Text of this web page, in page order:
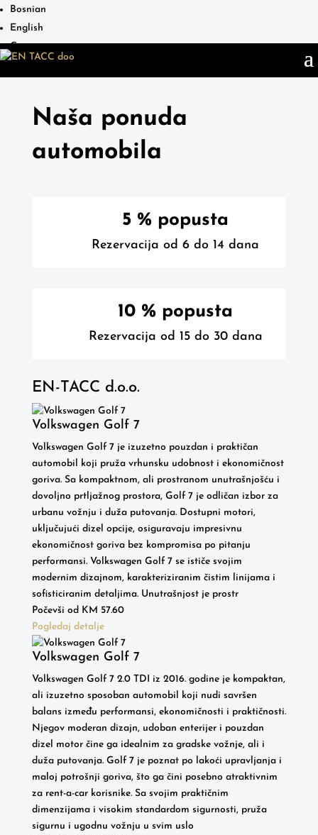
Bosnian
English
German
Naša ponuda
automobila
5 % popusta
Rezervacija od 6 do 14 dana
10 % popusta
Rezervacija od 15 do 30 dana
EN-TACC d.o.o.
Volkswagen Golf 7
Volkswagen Golf 7 je izuzetno pouzdan i praktičan
automobil koji pruža vrhunsku udobnost i ekonomičnost
goriva. Sa kompaktnom, ali prostranom unutrašnjošću i
dovoljno prtljažnog prostora, Golf 7 je odličan izbor za
urbanu vožnju i duža putovanja. Dostupni motori,
uključujući dizel opcije, osiguravaju impresivnu
ekonomičnost goriva bez kompromisa po pitanju
performansi. Volkswagen Golf 7 se ističe svojim
modernim dizajnom, karakteriziranim čistim linijama i
sofisticiranim detaljima. Unutrašnjost je prostr
Počevši od KM 57.60
Pogledaj detalje
Volkswagen Golf 7
Volkswagen Golf 7 2.0 TDI iz 2016. godine je kompaktan,
ali izuzetno sposoban automobil koji nudi savršen
balans između performansi, ekonomičnosti i praktičnosti.
Njegov moderan dizajn, udoban enterijer i pouzdan
dizel motor čine ga idealnim za gradske vožnje, ali i
duža putovanja. Golf 7 je poznat po lakoći upravljanja i
maloj potrošnji goriva, što ga čini posebno atraktivnim
za rent-a-car korisnike. Sa svojim praktičnim
dimenzijama i visokim standardom sigurnosti, pruža
sigurnu i ugodnu vožnju u svim uslo